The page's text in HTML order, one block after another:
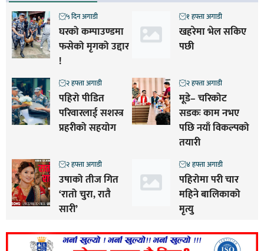
घरको कम्पाउण्डमा
फसेको मृगको उद्दार
!
५ दिन अगाडी
खहरेमा भेल सकिए
पछी
१ हफ्ता अगाडी
पहिरो पीडित
परिवारलाई सशस्त्र
प्रहरीको सहयोग
२ हफ्ता अगाडी
मूडे– चरिकोट
सडकः काम नभए
पछि नयाँ विकल्पको
तयारी
२ हफ्ता अगाडी
उषाको तीज गित
‘रातो चुरा, रातै
सारी’
२ हफ्ता अगाडी
पहिरोमा परी चार
महिने बालिकाको
मृत्यु
४ हफ्ता अगाडी